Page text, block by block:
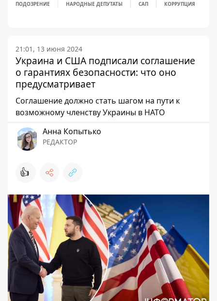
ПОДОЗРЕНИЕ НАРОДНЫЕ ДЕПУТАТЫ САП КОРРУПЦИЯ
21:01, 13 июня 2024
Украина и США подписали соглашение
о гарантиях безопасности: что оно
предусматривает
Соглашение должно стать шагом на пути к
возможному членству Украины в НАТО
Анна Копытько
РЕДАКТОР
👍